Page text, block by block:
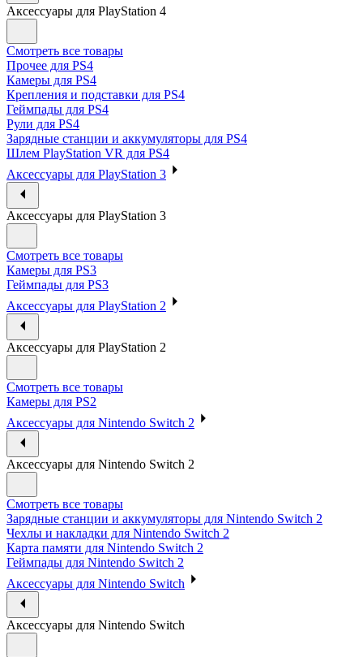
Аксессуары для PlayStation 4
Смотреть все товары
Прочее для PS4
Камеры для PS4
Крепления и подставки для PS4
Геймпады для PS4
Рули для PS4
Зарядные станции и аккумуляторы для PS4
Шлем PlayStation VR для PS4
Аксессуары для PlayStation 3
Аксессуары для PlayStation 3
Смотреть все товары
Камеры для PS3
Геймпады для PS3
Аксессуары для PlayStation 2
Аксессуары для PlayStation 2
Смотреть все товары
Камеры для PS2
Аксессуары для Nintendo Switch 2
Аксессуары для Nintendo Switch 2
Смотреть все товары
Зарядные станции и аккумуляторы для Nintendo Switch 2
Чехлы и накладки для Nintendo Switch 2
Карта памяти для Nintendo Switch 2
Геймпады для Nintendo Switch 2
Аксессуары для Nintendo Switch
Аксессуары для Nintendo Switch